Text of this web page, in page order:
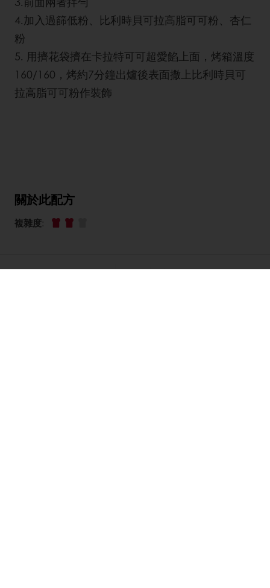
4.加入過篩低粉、比利時貝可拉高脂可可粉、杏仁
粉
5. 用擠花袋擠在卡拉特可可超愛餡上面，烤箱溫度
160/160，烤約7分鐘出爐後表面撒上比利時貝可
拉高脂可可粉作裝飾
關於此配方
複雜度: